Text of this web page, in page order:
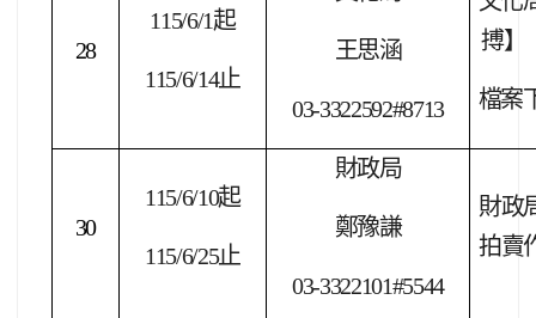
28
115/6/1起
115/6/14止
王思涵
03-3322592#8713
搏】
檔案
30
115/6/10起
115/6/25止
財政局
鄭豫謙
03-3322101#5544
財政
拍賣